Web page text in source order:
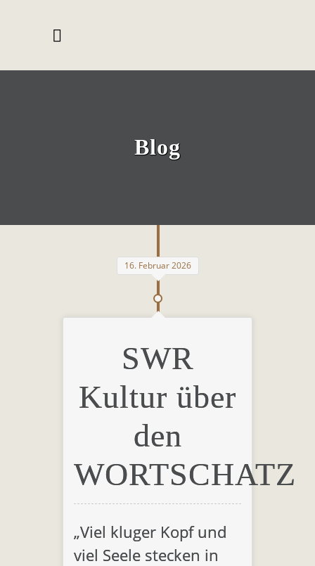
Blog
16. Februar 2026
SWR
Kultur über
den
WORTSCHATZ
„Viel kluger Kopf und
viel Seele stecken in